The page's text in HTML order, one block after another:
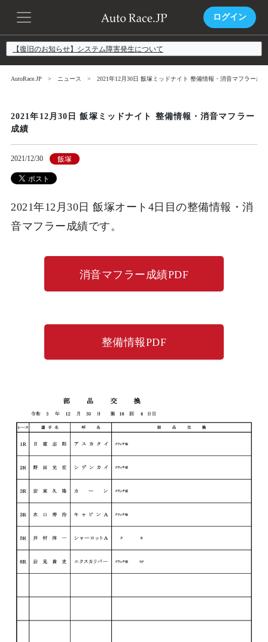
ログイン
【復旧のお知らせ】システム障害発生について
AutoRace.JP ニュース 2021年12月30日 飯塚ミッドナイト 整備情報・消音マフラー成績
2021年12月30日 飯塚ミッドナイト 整備情報・消音マフラー
成績
2021/12/30 飯塚
2021年12月30日 飯塚オート4日目の整備情報・消
音マフラー成績です。
消音マフラー成績PDF
整備情報PDF